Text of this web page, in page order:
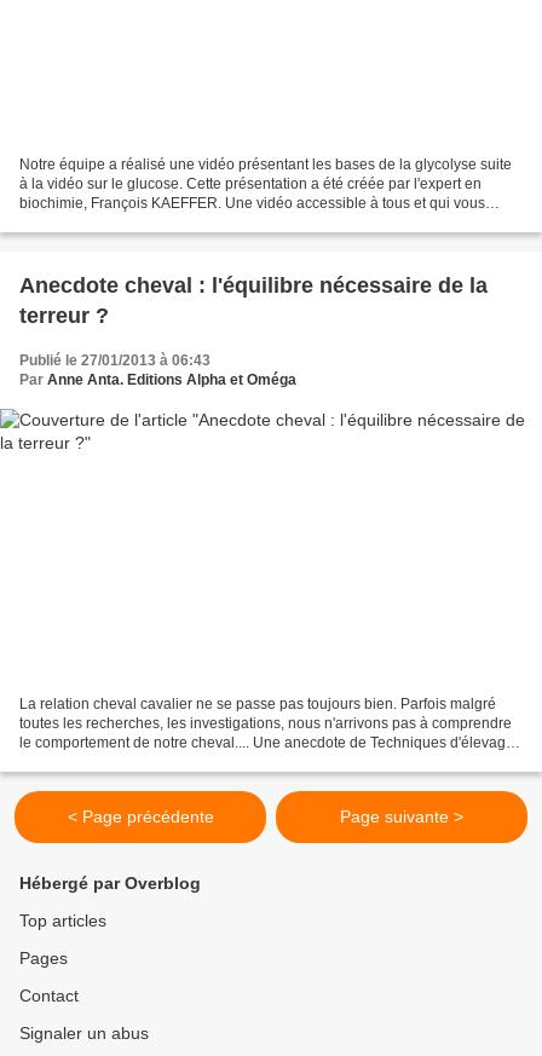
Notre équipe a réalisé une vidéo présentant les bases de la glycolyse suite
à la vidéo sur le glucose. Cette présentation a été créée par l'expert en
biochimie, François KAEFFER. Une vidéo accessible à tous et qui vous
Anecdote cheval : l'équilibre nécessaire de la
terreur ?
Publié le 27/01/2013 à 06:43
Par Anne Anta. Editions Alpha et Oméga
La relation cheval cavalier ne se passe pas toujours bien. Parfois malgré
toutes les recherches, les investigations, nous n'arrivons pas à comprendre
le comportement de notre cheval.... Une anecdote de Techniques d'élevage.
< Page précédente Page suivante >
Hébergé par Overblog
Top articles
Pages
Contact
Signaler un abus